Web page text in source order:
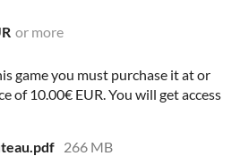
or more
game you must purchase it at or
of 10.00€ EUR. You will get access
266 MB